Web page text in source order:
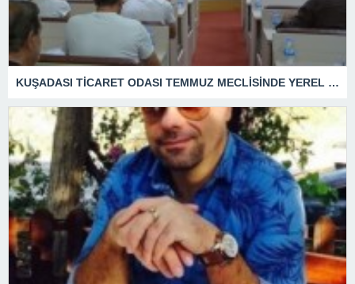
KUŞADASI TİCARET ODASI TEMMUZ MECLİSİNDE YEREL İŞLETMELERE ANLAMLI DESTEK